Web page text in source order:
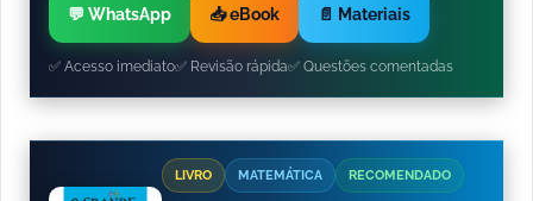
💬 WhatsApp 📥 eBook 📄 Materiais
✅ Acesso imediato✅ Revisão rápida✅ Questões comentadas
LIVRO MATEMÁTICA RECOMENDADO